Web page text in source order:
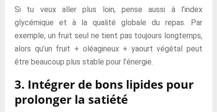
Si tu veux aller plus loin, pense aussi à l’index
glycémique et à la qualité globale du repas. Par
exemple, un fruit seul ne tient pas toujours longtemps,
alors qu’un fruit + oléagineux + yaourt végétal peut
être beaucoup plus stable pour l’énergie.
3. Intégrer de bons lipides pour
prolonger la satiété